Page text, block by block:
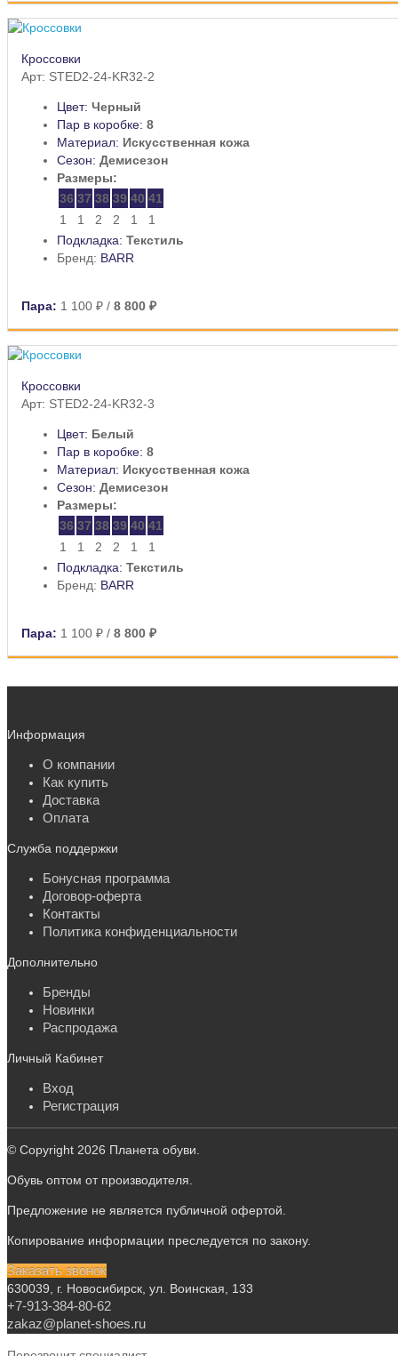
Кроссовки
Арт: STED2-24-KR32-2
Цвет: Черный
Пар в коробке: 8
Материал: Искусственная кожа
Сезон: Демисезон
Размеры:
36 37 38 39 40 41
1
1 2 2 1
1
Подкладка: Текстиль
Бренд: BARR
Пара: 1 100 ₽ / 8 800 ₽
Кроссовки
Арт: STED2-24-KR32-3
Цвет: Белый
Пар в коробке: 8
Материал: Искусственная кожа
Сезон: Демисезон
Размеры:
36 37 38 39 40 41
1
1 2 2 1
1
Подкладка: Текстиль
Бренд: BARR
Пара: 1 100 ₽ / 8 800 ₽
Информация
О компании
Как купить
Доставка
Оплата
Служба поддержки
Бонусная программа
Договор-оферта
Контакты
Политика конфиденциальности
Дополнительно
Бренды
Новинки
Распродажа
Личный Кабинет
Вход
Регистрация
© Copyright 2026 Планета обуви.
Обувь оптом от производителя.
Предложение не является публичной офертой.
Копирование информации преследуется по закону.
Заказать звонок
630039, г. Новосибирск, ул. Воинская, 133
+7-913-384-80-62
zakaz@planet-shoes.ru